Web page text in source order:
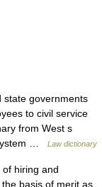
governments
to civil service
from West s
…
Law dictionary
hiring and
basis of merit as